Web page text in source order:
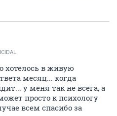
хотелось в живую
месяц... когда
у меня так не всега, а
просто к психологу
всем спасибо за